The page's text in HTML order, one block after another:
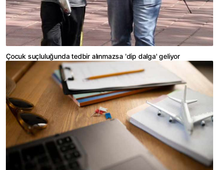
Çocuk suçluluğunda tedbir alınmazsa 'dip dalga' geliyor